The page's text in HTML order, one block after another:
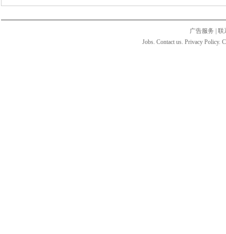
广告服务
联
Jobs. Contact us. Privacy Policy.